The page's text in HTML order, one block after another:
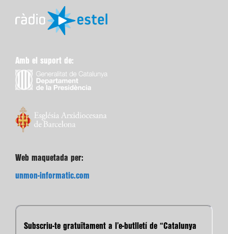
Amb el suport de:
Web maquetada per:
unmon-informatic.com
Subscriu-te gratuïtament a l’e-butlletí de “Catalunya